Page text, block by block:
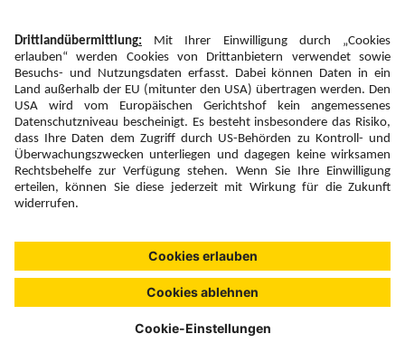
Newsletter:
Anmelden
Fairness und
Unsere Inhalte: Standards und
Meldung
Copyright © 2026 DERTOUR Austria GmbH